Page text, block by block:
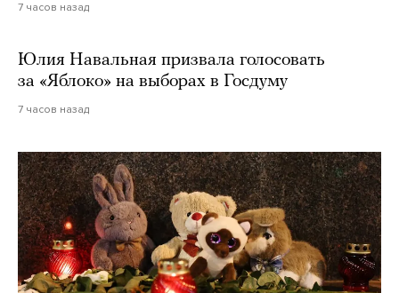
7 часов назад
Юлия Навальная призвала голосовать
за «Яблоко» на выборах в Госдуму
7 часов назад